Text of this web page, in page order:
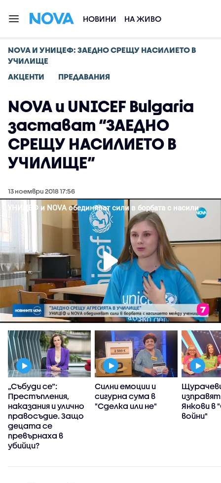
НОВИНИ НА ЖИВО
NOVA И УНИЦЕФ: ЗАЕДНО СРЕЩУ НАСИЛИЕТО В
УЧИЛИЩЕ
АКЦЕНТИ
ПРЕДАВАНИЯ
NOVA и UNICEF Bulgaria
застават “ЗАЕДНО
СРЕЩУ НАСИЛИЕТО В
УЧИЛИЩЕ”
13 ноември 2018 17:56
„Събуди се“:
Престъпления,
наказания и улично
правосъдие. Защо
децата се
превърнаха в
убийци?
Силни емоции и
сигурна сума в
"Сделка или не"
Янкови в
войни"